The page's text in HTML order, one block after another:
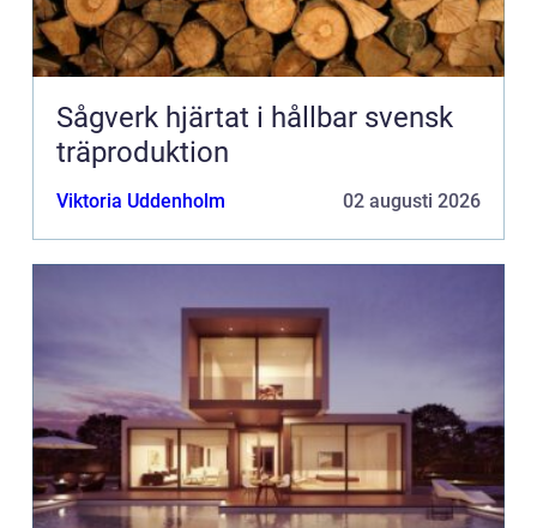
Sågverk hjärtat i hållbar svensk
träproduktion
Viktoria Uddenholm 02 augusti 2026